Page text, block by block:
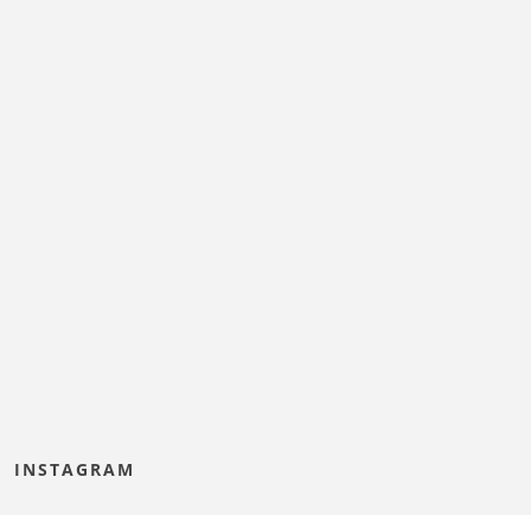
INSTAGRAM